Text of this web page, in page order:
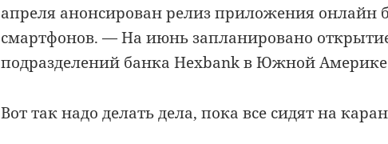
апреля анонсирован релиз приложения онлайн
смартфонов. — На июнь запланировано
подразделений банка Hexbank в Южной
Вот так надо делать дела, пока все сидят на